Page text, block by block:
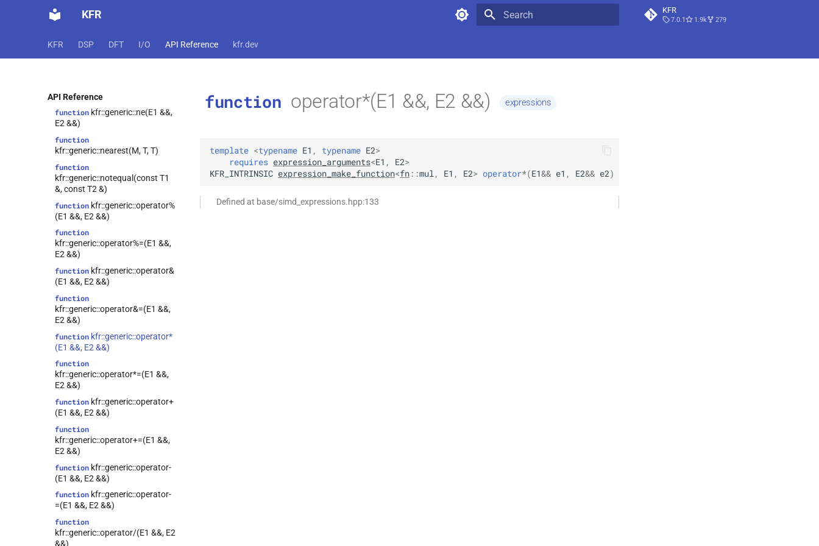
KFR KFR
7.0.1 1.9k 279
KFR DSP DFT I/O API Reference kfr.dev
API Reference
kfr::generic::maxof(const E1 &)
kfr::generic::mean(const E1 &)
functionkfr::generic::min(E1
kfr::generic::minof(const E1 &)
function kfr::generic::ne(E1 &&,
E2 &&)
function
kfr::generic::nearest(M, T, T)
function
kfr::generic::notequal(const T1
&, const T2 &)
function kfr::generic::operator%
(E1 &&, E2 &&)
function
kfr::generic::operator%=(E1 &&,
E2 &&)
function kfr::generic::operator&
(E1 &&, E2 &&)
function
kfr::generic::operator&=(E1 &&,
E2 &&)
function kfr::generic::operator*
(E1 &&, E2 &&)
function
kfr::generic::operator*=(E1 &&,
E2 &&)
function kfr::generic::operator+
(E1 &&, E2 &&)
function
kfr::generic::operator+=(E1 &&,
E2 &&)
function kfr::generic::operator-
(E1 &&, E2 &&)
function kfr::generic::operator-
=(E1 &&, E2 &&)
function
kfr::generic::operator/(E1 &&, E2
&&)
function operator*(E1 &&, E2 &&) expressions
template <typename E1 , typename E2>
requires expression_arguments<E1 , E2>
KFR_INTRINSIC expression_make_function<fn ::mul , E1 , E2> operator*(E1&& e1 , E2&& e2)
Defined at base/simd_expressions.hpp:133